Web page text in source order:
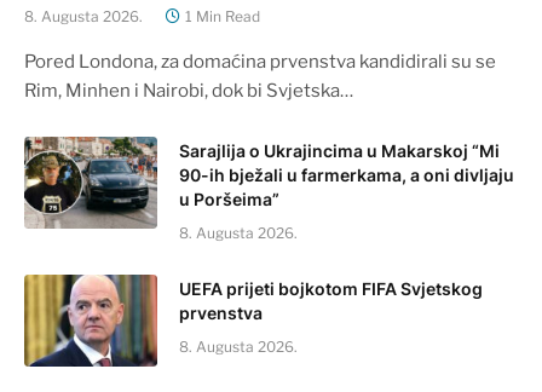
8. Augusta 2026. 1 Min Read
Pored Londona, za domaćina prvenstva kandidirali su se
Rim, Minhen i Nairobi, dok bi Svjetska…
Sarajlija o Ukrajincima u Makarskoj “Mi
90-ih bježali u farmerkama, a oni divljaju
u Poršeima”
8. Augusta 2026.
UEFA prijeti bojkotom FIFA Svjetskog
prvenstva
8. Augusta 2026.